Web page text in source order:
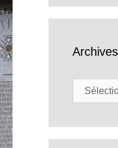
Archives
Archives